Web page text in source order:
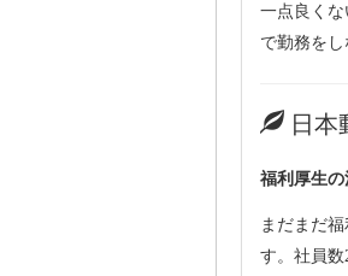
一点良く
で勤務を
日本
福利厚生
まだまだ
す。社員